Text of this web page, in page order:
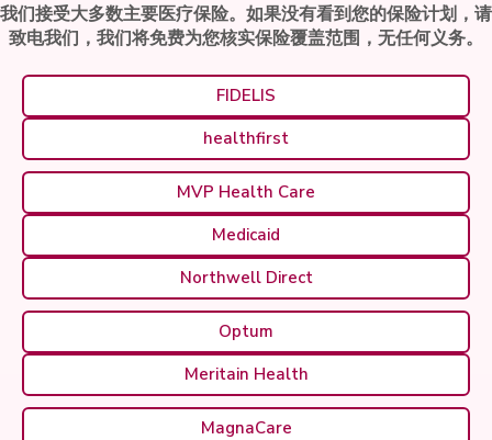
我们接受大多数主要医疗保险。如果没有看到您的保险计划，请
致电我们，我们将免费为您核实保险覆盖范围，无任何义务。
FIDELIS
healthfirst
MVP Health Care
Medicaid
Northwell Direct
Optum
Meritain Health
MagnaCare